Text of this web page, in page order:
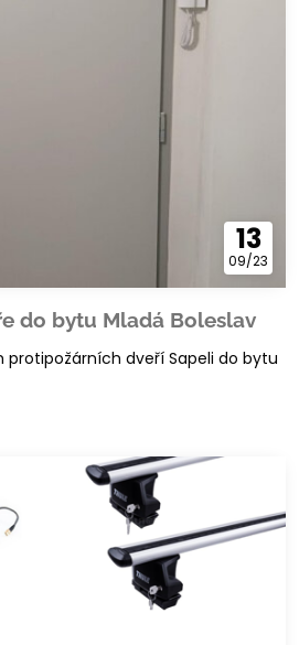
13
09/23
do bytu Mladá Boleslav
dveří Sapeli do bytu